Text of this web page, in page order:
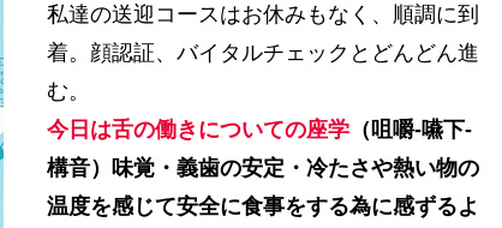
私達の送迎コースはお休みもなく、順調に到
着。顔認証、バイタルチェックとどんどん進
む。
今日は舌の働きについての座学 （咀嚼-嚥下-
構音）味覚・義歯の安定・冷たさや熱い物の
温度を感じて安全に食事をする為に感ずるよ